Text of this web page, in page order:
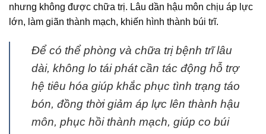
nhưng không được chữa trị. Lâu dần hậu môn chịu áp lực
lớn, làm giãn thành mạch, khiến hình thành búi trĩ.
Để có thể phòng và chữa trị bệnh trĩ lâu
dài, không lo tái phát cần tác động hỗ trợ
hệ tiêu hóa giúp khắc phục tình trạng táo
bón, đồng thời giảm áp lực lên thành hậu
môn, phục hồi thành mạch, giúp co búi